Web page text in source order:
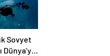
Sovyet
Dünya’ya